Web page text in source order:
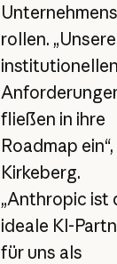
rollen. „Unsere
institutionellen
fließen in ihre
Roadmap
Kirkeberg.
„Anthropic ist
ideale KI-
für uns als